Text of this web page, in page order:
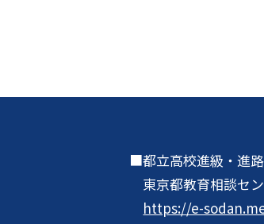
都立高校進級・進
東京都教育相談セ
https://e-